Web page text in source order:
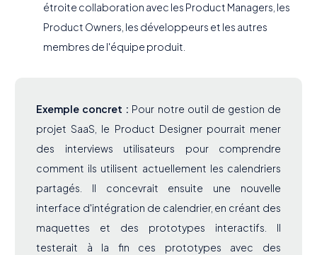
étroite collaboration avec les Product Managers, les
Product Owners, les développeurs et les autres
membres de l'équipe produit.
Exemple concret : Pour notre outil de gestion de
projet SaaS, le Product Designer pourrait mener
des interviews utilisateurs pour comprendre
comment ils utilisent actuellement les calendriers
partagés. Il concevrait ensuite une nouvelle
interface d'intégration de calendrier, en créant des
maquettes et des prototypes interactifs. Il
testerait à la fin ces prototypes avec des